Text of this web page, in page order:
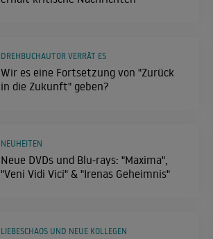
Wir es eine Fortsetzung von "Zurück
in die Zukunft" geben?
DREHBUCHAUTOR VERRÄT ES
Neue DVDs und Blu-rays: "Maxima",
"Veni Vidi Vici" & "Irenas Geheimnis"
NEUHEITEN
LIEBESCHAOS UND NEUE KOLLEGEN